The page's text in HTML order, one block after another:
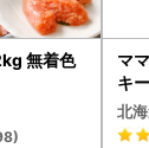
無着色
マ
キ
ズ
0
北